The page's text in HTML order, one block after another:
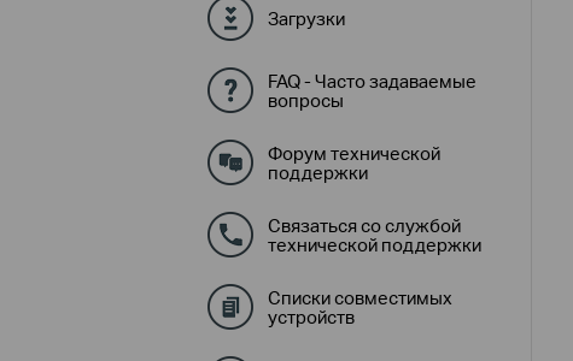
Загрузки
FAQ - Часто задаваемые
вопросы
Форум технической
поддержки
Связаться со службой
технической поддержки
Списки совместимых
устройств